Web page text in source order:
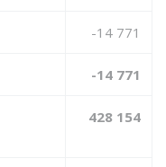
-14 771
-14 771
428 154